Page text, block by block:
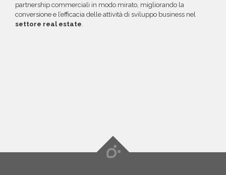
partnership commerciali in modo mirato, migliorando la
conversione e l’efficacia delle attività di sviluppo business nel
settore real estate.